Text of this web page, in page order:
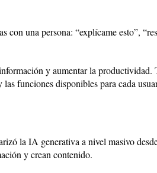
una persona: “explícame esto”,
y aumentar la productividad.
funciones disponibles para cada
la IA generativa a nivel masivo
y crean contenido.